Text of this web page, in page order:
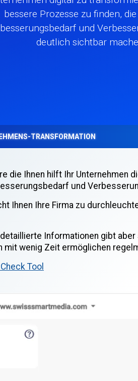
bessere Prozesse zu finden,
und
deutlich sichtbar
TRANSFORMATION
die Ihnen hilft Ihr Unternehmen
und
Ihnen Ihre Firma zu
Informationen gibt
mit wenig Zeit ermöglichen
Tool